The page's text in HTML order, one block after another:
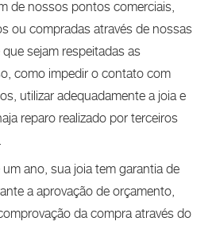
de nossos pontos comerciais,
ou compradas através de nossas
sejam respeitadas as
como impedir o contato com
utilizar adequadamente a joia e
reparo realizado por terceiros
ano, sua joia tem garantia de
a aprovação de orçamento,
da compra através do